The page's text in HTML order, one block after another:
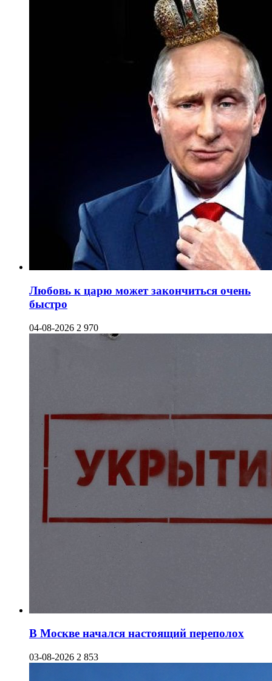
Любовь к царю может закончиться очень
быстро
04-08-2026 2 970
В Москве начался настоящий переполох
03-08-2026 2 853